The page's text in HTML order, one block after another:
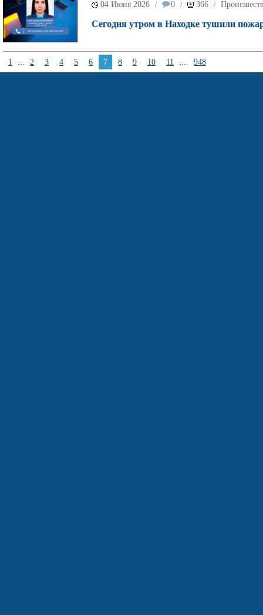
04 Июня 2026 / 0 / 366 /
Сегодня утром в Находке тушили
1 ... 2 3 4 5 6 7 8 9 10 11 ... 948